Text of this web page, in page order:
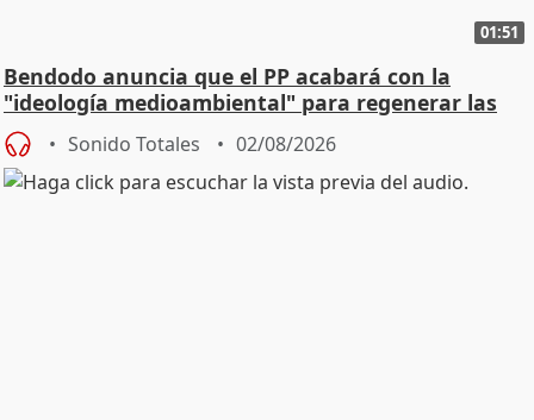
01:51
Bendodo anuncia que el PP acabará con la
"ideología medioambiental" para regenerar las
playas
Sonido Totales 02/08/2026